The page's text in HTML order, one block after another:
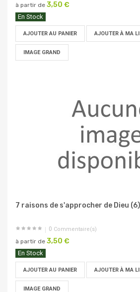
à partir de 3,50 €
En Stock
AJOUTER AU PANIER AJOUTER À MA
IMAGE GRAND
7 raisons de s'approcher de Dieu
0 Commentaire(s)
à partir de 3,50 €
En Stock
AJOUTER AU PANIER AJOUTER À MA
IMAGE GRAND